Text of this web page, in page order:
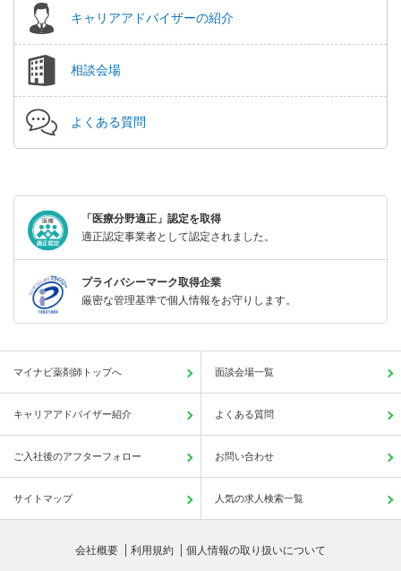
キャリアアドバイザーの紹介
相談会場
よくある質問
「医療分野適正」認定を取得
適正認定事業者として認定されました。
プライバシーマーク取得企業
厳密な管理基準で個人情報をお守りします。
マイナビ薬剤師トップへ 面談会場一覧
キャリアアドバイザー紹介 よくある質問
ご入社後のアフターフォロー お問い合わせ
サイトマップ 人気の求人検索一覧
会社概要 利用規約 個人情報の取り扱いについて